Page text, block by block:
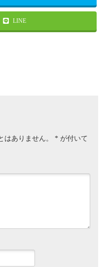
LINE
はありません。 * が付いて